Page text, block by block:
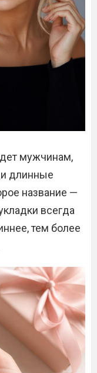
мужчинам,
длинные
название —
всегда
тем более